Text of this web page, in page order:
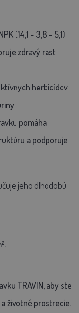
(14,1 - 3,8 - 5,1)
zdravý rast
herbicídov
pomáha
a podporuje
jeho dlhodobú
TRAVIN, aby ste
životné prostredie.